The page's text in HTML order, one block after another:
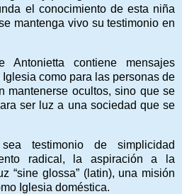
el conocimiento de esta niña
mantenga vivo su testimonio en
Antonietta contiene mensajes
como para las personas de
mantenerse ocultos, sino que se
ser luz a una sociedad que se
testimonio de simplicidad
radical, la aspiración a la
“sine glossa” (latin), una misión
Iglesia doméstica.